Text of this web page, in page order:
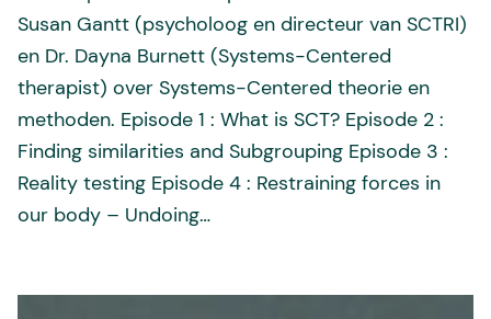
Susan Gantt (psycholoog en directeur van SCTRI)
en Dr. Dayna Burnett (Systems-Centered
therapist) over Systems-Centered theorie en
methoden. Episode 1 : What is SCT? Episode 2 :
Finding similarities and Subgrouping Episode 3 :
Reality testing Episode 4 : Restraining forces in
our body – Undoing…